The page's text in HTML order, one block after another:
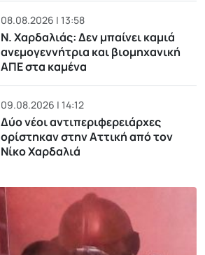
08.08.2026 | 13:58
Ν. Χαρδαλιάς: Δεν μπαίνει καμιά
ανεμογεννήτρια και βιομηχανική
ΑΠΕ στα καμένα
09.08.2026 | 14:12
Δύο νέοι αντιπεριφερειάρχες
ορίστηκαν στην Αττική από τον
Νίκο Χαρδαλιά